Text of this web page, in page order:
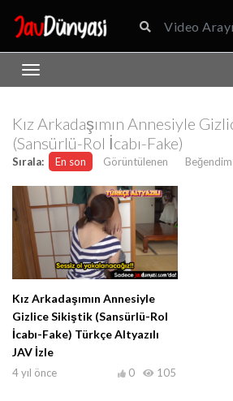
Kız Arkadaşımın Annesiyle
(Sansürlü-Rol İcabı-Fake)
Sırala: En son Görüntülenen Beğendim
Kız Arkadaşımın Annesiyle
Gizlice Sikiştik (Sansürlü-Rol
İcabı-Fake) Türkçe Altyazılı
JAV İzle
4 yıl önce 105
0